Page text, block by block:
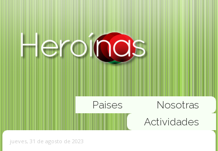
Nosotras
Paises
Actividades
jueves, 31 de agosto de 2023